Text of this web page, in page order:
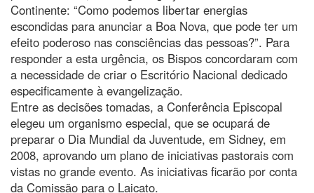
Continente: “Como podemos libertar energias
escondidas para anunciar a Boa Nova, que pode ter um
efeito poderoso nas consciências das pessoas?”. Para
responder a esta urgência, os Bispos concordaram com
a necessidade de criar o Escritório Nacional dedicado
especificamente à evangelização.
Entre as decisões tomadas, a Conferência Episcopal
elegeu um organismo especial, que se ocupará de
preparar o Dia Mundial da Juventude, em Sidney, em
2008, aprovando um plano de iniciativas pastorais com
vistas no grande evento. As iniciativas ficarão por conta
da Comissão para o Laicato.